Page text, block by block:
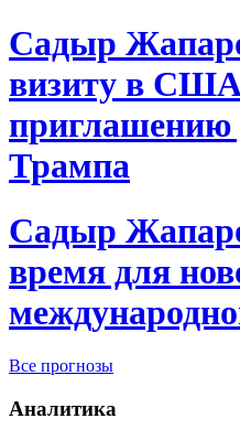
Садыр
визиту в
приглашению
Трампа
Садыр
время для
Все прогнозы
Аналитика